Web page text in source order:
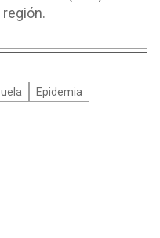
Epidemia